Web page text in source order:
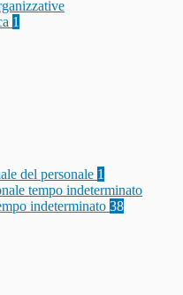
1
del personale 1
tempo indeterminato
indeterminato 38